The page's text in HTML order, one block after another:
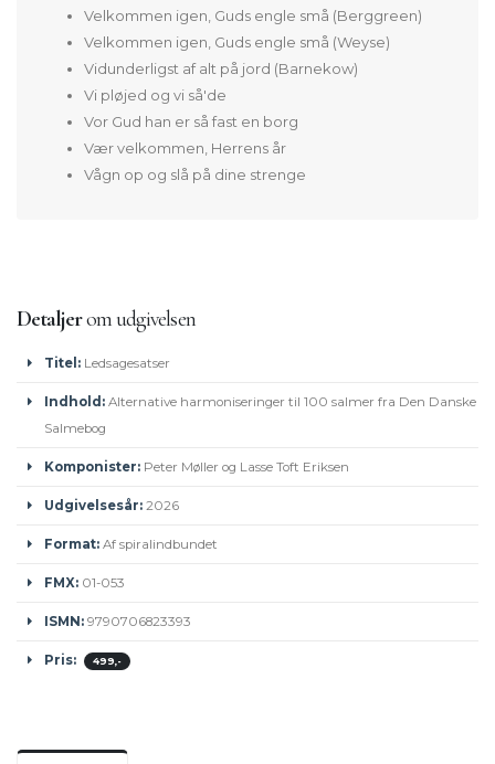
Detaljerom udgivelsen
Titel: Ledsagesatser
Indhold: Alternative harmoniseringer til 100 salmer fra Den Danske
Salmebog
Komponister: Peter Møller og Lasse Toft Eriksen
Udgivelsesår: 2026
Format: Af spiralindbundet
FMX: 01-053
ISMN: 9790706823393
Pris: 499,-
Velkommen igen, Guds engle små (Berggreen)
Velkommen igen, Guds engle små (Weyse)
Vidunderligst af alt på jord (Barnekow)
Vi pløjed og vi så'de
Vor Gud han er så fast en borg
Vær velkommen, Herrens år
Vågn op og slå på dine strenge